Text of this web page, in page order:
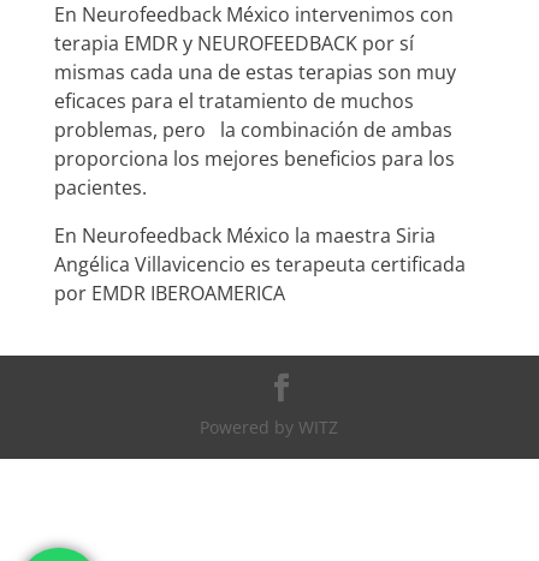
En Neurofeedback México intervenimos con
terapia EMDR y NEUROFEEDBACK por sí
mismas cada una de estas terapias son muy
eficaces para el tratamiento de muchos
problemas, pero la combinación de ambas
proporciona los mejores beneficios para los
pacientes.
En Neurofeedback México la maestra Siria
Angélica Villavicencio es terapeuta certificada
por EMDR IBEROAMERICA
Powered by WITZ